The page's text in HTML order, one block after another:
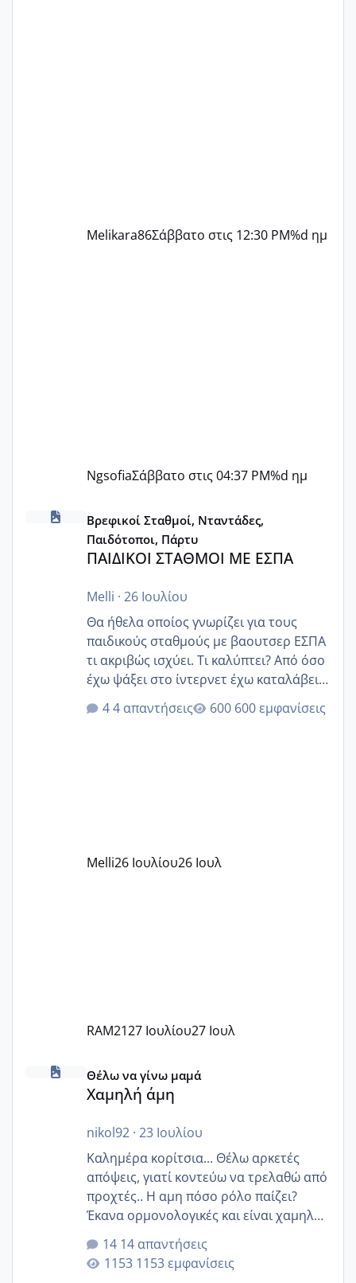
Melikara86Σάββατο στις 12:30 PM%d ημ
NgsofiaΣάββατο στις 04:37 PM%d ημ
ΠΑΙΔΙΚΟΙ ΣΤΑΘΜΟΙ ΜΕ ΕΣΠΑ
Βρεφικοί Σταθμοί, Νταντάδες,
Παιδότοποι, Πάρτυ
ΠΑΙΔΙΚΟΙ ΣΤΑΘΜΟΙ ΜΕ ΕΣΠΑ
Melli · 26 Ιουλίου
Θα ήθελα οποίος γνωρίζει για τους
παιδικούς σταθμούς με βαουτσερ ΕΣΠΑ
τι ακριβώς ισχύει. Τι καλύπτει? Από όσο
έχω ψάξει στο ίντερνετ έχω καταλάβει
ότι το βαουτσερ καλύπτει όλα τα
δίδακτρα και τα τροφεια του ιδιωτικού
Εγώ πήγα σε έναν ιδιωτικό παιδικό στ
4 απαντήσεις 600 εμφανίσεις
Melli26 Ιουλίου26 Ιουλ
RAM2127 Ιουλίου27 Ιουλ
Χαμηλή άμη
Θέλω να γίνω μαμά
Χαμηλή άμη
nikol92· 23 Ιουλίου
Καλημέρα κορίτσια... Θέλω αρκετές
απόψεις, γιατί κοντεύω να τρελαθώ από
προχτές.. Η αμη πόσο ρόλο παίζει?
Έκανα ορμονολογικές και είναι χαμηλή
για την ηλικία μου.. Είχα ήδη μια
εγκυμοσύνη, που έπρεπε να τερματιστεί
στην 27η εβδομάδα και προσπαθώ 7
14 απαντήσεις
1153 εμφανίσεις